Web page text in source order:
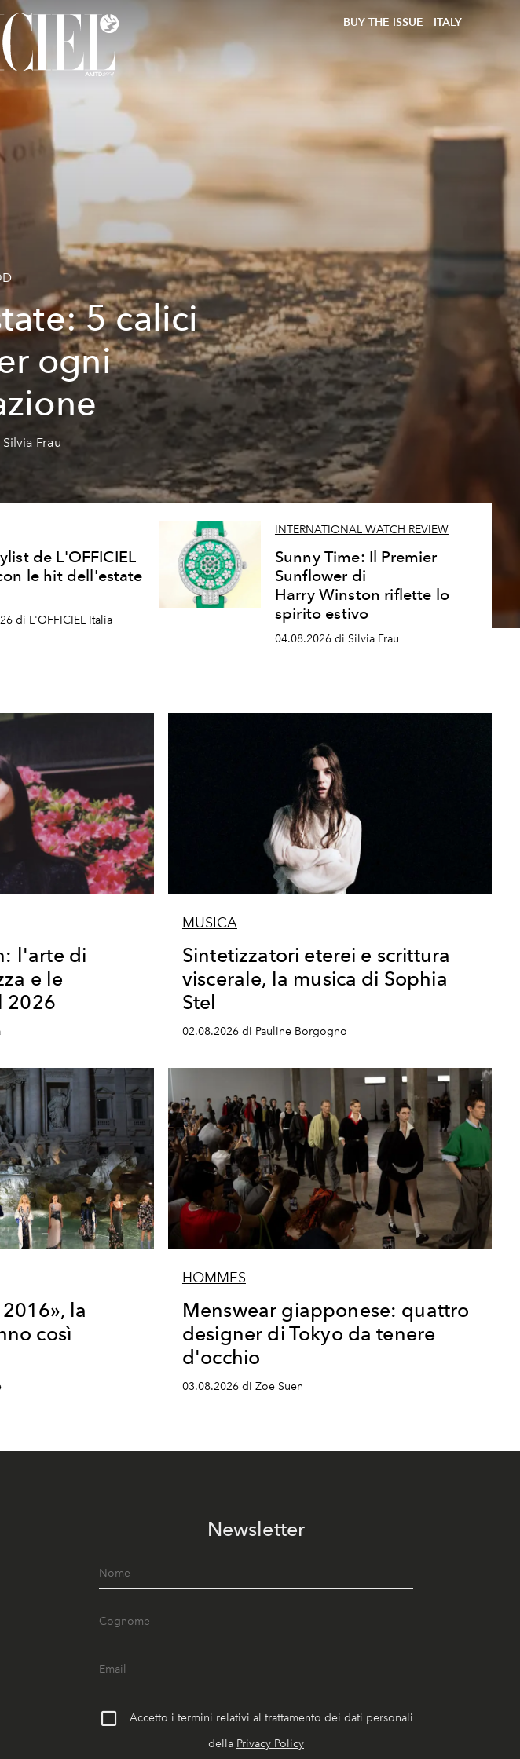
BUY THE ISSUE ITALY
5 calici
ogni
Frau
de L'OFFICIEL
le hit dell'estate
di L'OFFICIEL Italia
INTERNATIONAL WATCH REVIEW
Sunny Time: Il Premier
Sunflower di
Harry Winston riflette lo
spirito estivo
04.08.2026 di Silvia Frau
l'arte di
e le
2026
MUSICA
Sintetizzatori eterei e scrittura
viscerale, la musica di Sophia
Stel
02.08.2026 di Pauline Borgogno
la
così
HOMMES
Menswear giapponese: quattro
designer di Tokyo da tenere
d'occhio
03.08.2026 di Zoe Suen
Newsletter
Accetto i termini relativi al trattamento dei dati personali
della Privacy Policy